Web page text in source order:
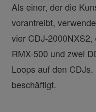
Als einer, der die
vorantreibt,
vier CDJ-
RMX-500 und zwei
Loops auf den
beschäftigt.